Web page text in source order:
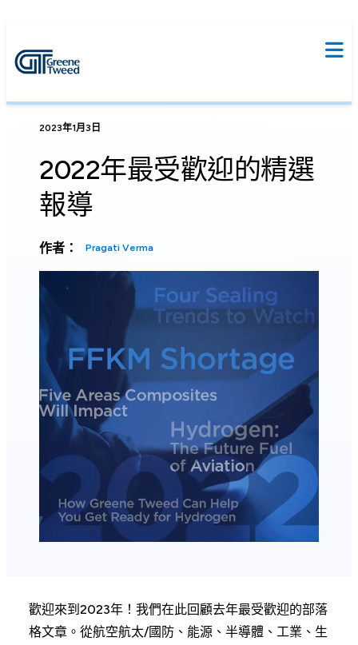
2023年1月3日
2022年最受歡迎的精選
報導
作者： Pragati Verma
歡迎來到2023年！我們在此回顧去年最受歡迎的部落
格文章。從航空航太/國防、能源、半導體、工業、生